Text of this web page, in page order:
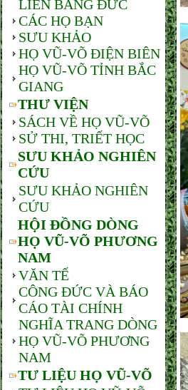
LIÊN BANG ĐỨC
CÁC HỌ BẠN
SƯU KHẢO
HỌ VŨ-VÕ ĐIỆN BIÊN
HỌ VŨ-VÕ TỈNH BẮC
GIANG
THƯ VIỆN
SÁCH VỀ HỌ VŨ-VÕ
SỬ THI, TRIẾT HỌC
SƯU KHẢO NGHIÊN
CỨU
SƯU KHẢO NGHIÊN
CỨU
HỘI ĐỒNG DÒNG
HỌ VŨ-VÕ PHƯƠNG
NAM
VĂN TẾ
CÔNG ĐỨC VÀ BÁO
CÁO TÀI CHÍNH
NGHĨA TRANG DÒNG
HỌ VŨ-VÕ PHƯƠNG
NAM
TƯ LIỆU HỌ VŨ-VÕ